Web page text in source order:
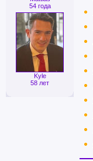
54 года
Kyle
58 лет